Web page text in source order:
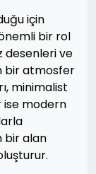
için
bir rol
desenleri ve
bir atmosfer
minimalist
ise modern
bir alan